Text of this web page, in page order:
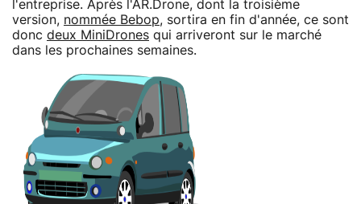
l'entreprise. Après l'AR.Drone, dont la troisième
version, nommée Bebop, sortira en fin d'année, ce sont
donc deux MiniDrones qui arriveront sur le marché
dans les prochaines semaines.